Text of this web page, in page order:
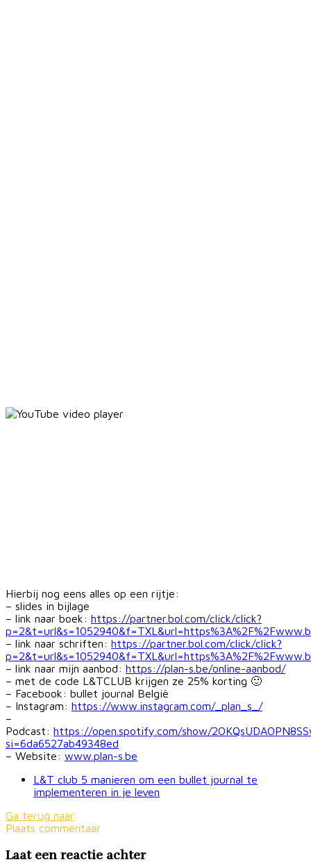
Hierbij nog eens alles op een rijtje:
– slides in bijlage
– link naar boek: https://partner.bol.com/click/click?
– link naar schriften: https://partner.bol.com/click/click?
– link naar mijn aanbod: https://plan-s.be/online-aanbod/
– met de code L&TCLUB krijgen ze 25% korting 🙂
– Facebook: bullet journal België
– Instagram: https://www.instagram.com/_plan_s_/
–
Podcast: https://open.spotify.com/show/
si=6da6527ab49348ed
– Website: www.plan-s.be
L&T club 5 manieren om een bullet journal te
implementeren in je leven
Ga terug naar
Plaats commentaar
Laat een reactie achter